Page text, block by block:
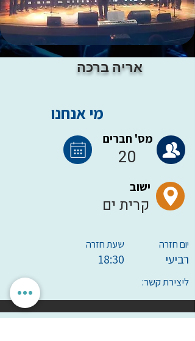
אריה ברכה
מי אנחנו
מס' חברים
20
ישוב
קרית ים
שעת חזרה
18:30
יום חזרה
רביעי
ליצירת קשר: